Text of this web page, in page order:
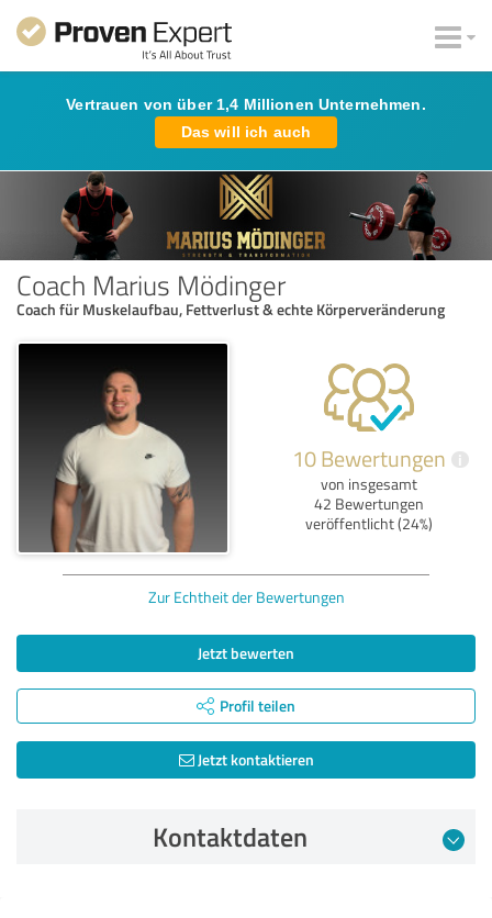
Vertrauen von über 1,4 Millionen Unternehmen.
Das will ich auch
Coach Marius Mödinger
Coach für Muskelaufbau, Fettverlust & echte Körperveränderung
10 Bewertungen i
von insgesamt
42 Bewertungen
veröffentlicht (24%)
Zur Echtheit der Bewertungen
Jetzt bewerten
Profil teilen
Jetzt kontaktieren
Kontaktdaten